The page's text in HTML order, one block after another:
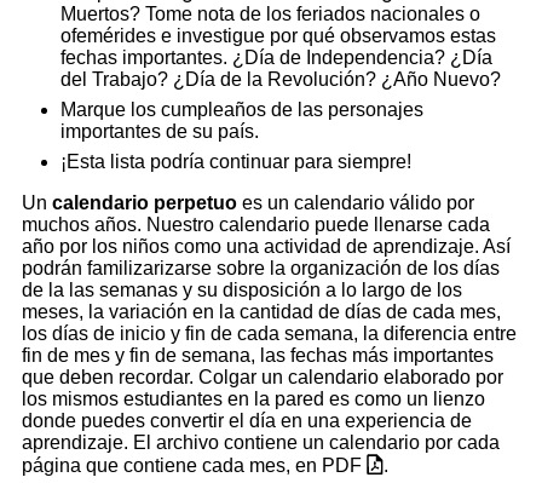
Muertos? Tome nota de los feriados nacionales o
ofemérides e investigue por qué observamos estas
fechas importantes. ¿Día de Independencia? ¿Día
del Trabajo? ¿Día de la Revolución? ¿Año Nuevo?
Marque los cumpleaños de las personajes
importantes de su país.
¡Esta lista podría continuar para siempre!
Un calendario perpetuo es un calendario válido por
muchos años. Nuestro calendario puede llenarse cada
año por los niños como una actividad de aprendizaje. Así
podrán familizarizarse sobre la organización de los días
de la las semanas y su disposición a lo largo de los
meses, la variación en la cantidad de días de cada mes,
los días de inicio y fin de cada semana, la diferencia entre
fin de mes y fin de semana, las fechas más importantes
que deben recordar. Colgar un calendario elaborado por
los mismos estudiantes en la pared es como un lienzo
donde puedes convertir el día en una experiencia de
aprendizaje. El archivo contiene un calendario por cada
página que contiene cada mes, en PDF